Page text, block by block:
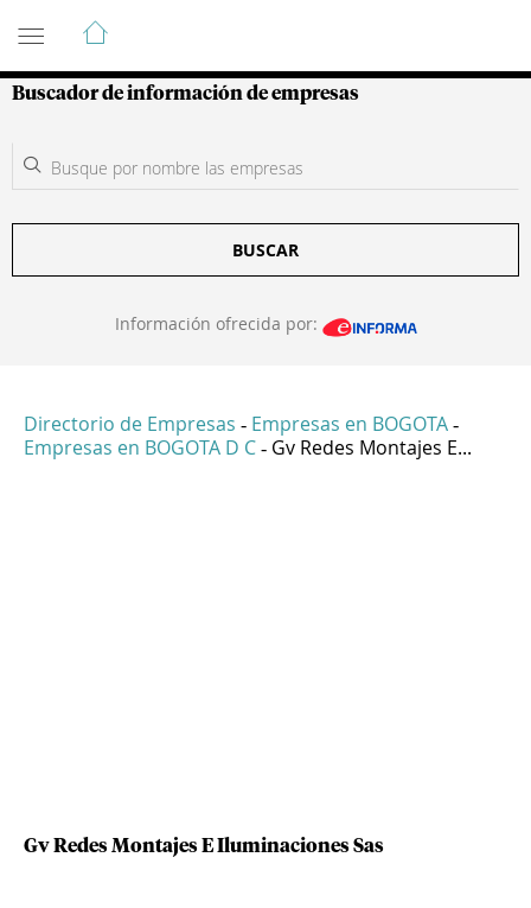
Guía de Empresas Colombianas
Buscador de información de empresas
BUSCAR
Información ofrecida por:
Directorio de Empresas - Empresas en BOGOTA -
Empresas en BOGOTA D C - Gv Redes Montajes E...
Gv Redes Montajes E Iluminaciones Sas